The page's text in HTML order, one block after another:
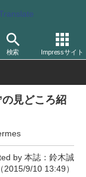
検索 Impressサイト
見どころ紹
by 本誌：鈴木誠
（2015/9/10 13:49）